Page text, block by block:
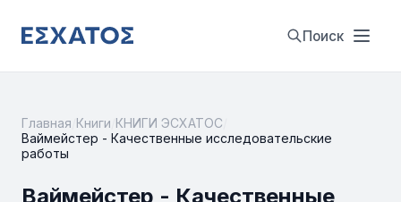
Поиск
Главная Книги КНИГИ ЭСХАТОС
Ваймейстер - Качественные исследовательские
работы
Ваймейстер - Качественные